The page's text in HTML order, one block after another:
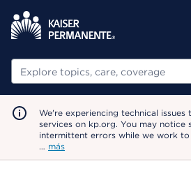
Buscar
We're experiencing technical issues
services on kp.org. You may notice
intermittent errors while we work
… más